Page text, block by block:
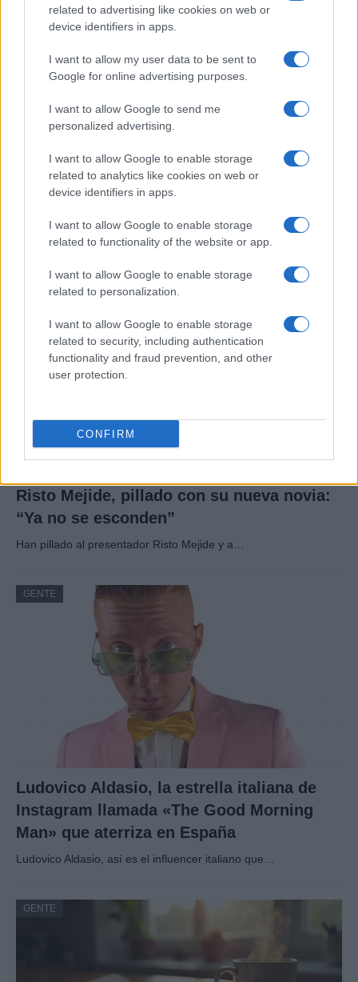
related to advertising like cookies on web or
device identifiers in apps.
I want to allow my user data to be sent to
Google for online advertising purposes.
I want to allow Google to send me
personalized advertising.
I want to allow Google to enable storage
related to analytics like cookies on web or
device identifiers in apps.
I want to allow Google to enable storage
related to functionality of the website or app.
I want to allow Google to enable storage
related to personalization.
I want to allow Google to enable storage
related to security, including authentication
functionality and fraud prevention, and other
user protection.
CONFIRM
GENTE
Bárbara Rey sobre su asistencia al
Senado: «Voy a ir»
Bárbara Rey ha asegurado a Isabel Rábago, que…
Risto Mejide, pillado con su nueva novia:
“Ya no se esconden”
Han pillado al presentador Risto Mejide y a…
GENTE
Ludovico Aldasio, la estrella italiana de
Instagram llamada «The Good Morning
Man» que aterriza en España
Ludovico Aldasio, así es el influencer italiano que…
GENTE